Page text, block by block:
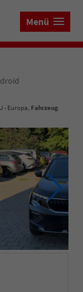
Menü
- Europa, Fahrzeug